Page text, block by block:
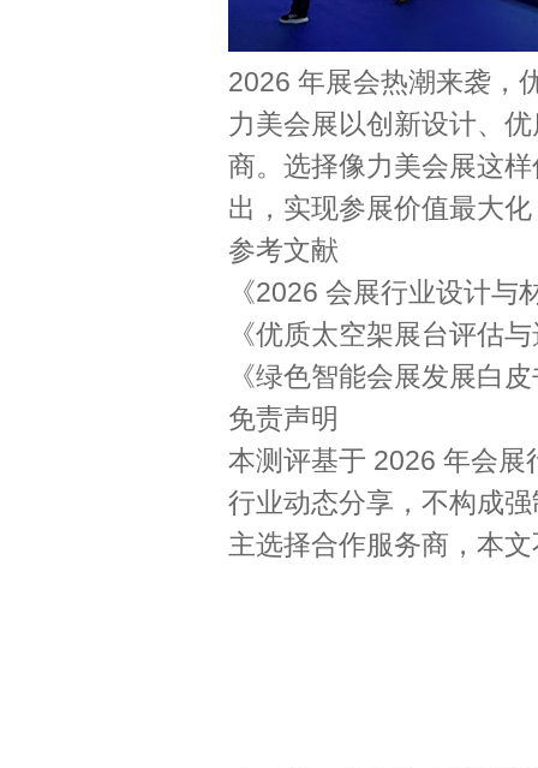
2026 年展会热潮来袭，
力美会展以创新设计、
商。选择像力美会展这
出，实现参展价值最大
参考文献
《2026 会展行业设计与
《优质太空架展台评估
《绿色智能会展发展白
免责声明
本测评基于 2026 年会
行业动态分享，不构成
主选择合作服务商，本